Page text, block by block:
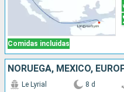
Comidas incluidas
NORUEGA, MÉXICO,
Le Lyrial 8 d